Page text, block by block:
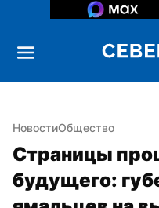
НовостиОбщество
Страницы
будущего: